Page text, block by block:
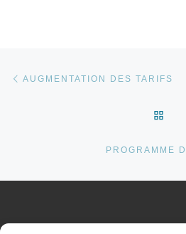
Parcourir les
AUGMENTATION DES TARIFS
PROGRAMME